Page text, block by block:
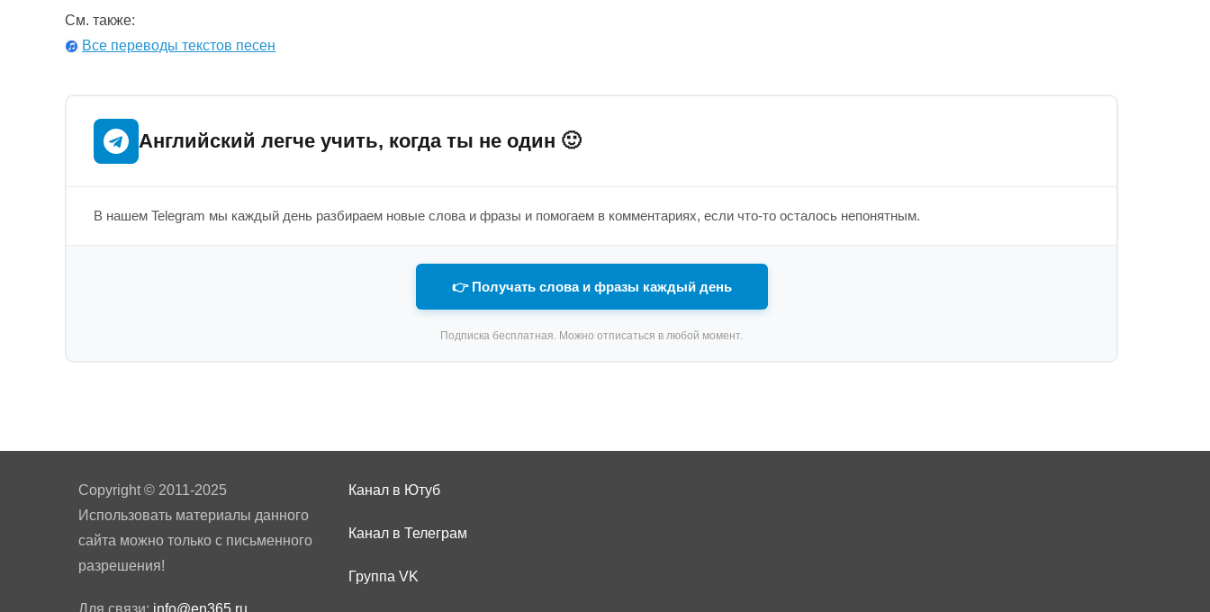
См. также:
Все переводы текстов песен
Английский легче учить, когда ты не один 🙂
В нашем Telegram мы каждый день разбираем новые слова и фразы и помогаем в комментариях, если что-то осталось непонятным.
👉 Получать слова и фразы каждый день
Подписка бесплатная. Можно отписаться в любой момент.
Copyright © 2011-2025
Использовать материалы данного
сайта можно только с письменного
разрешения!
Для связи: info@en365.ru
Канал в Ютуб
Канал в Телеграм
Группа VK